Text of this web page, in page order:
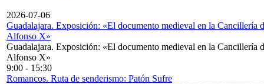
2026-07-06
Guadalajara. Exposición: «El documento medieval en la Cancillería
Alfonso X»
Guadalajara. Exposición: «El documento medieval en la Cancillería
Alfonso X»
9:00 - 15:30
Romancos. Ruta de senderismo: Patón Sufre